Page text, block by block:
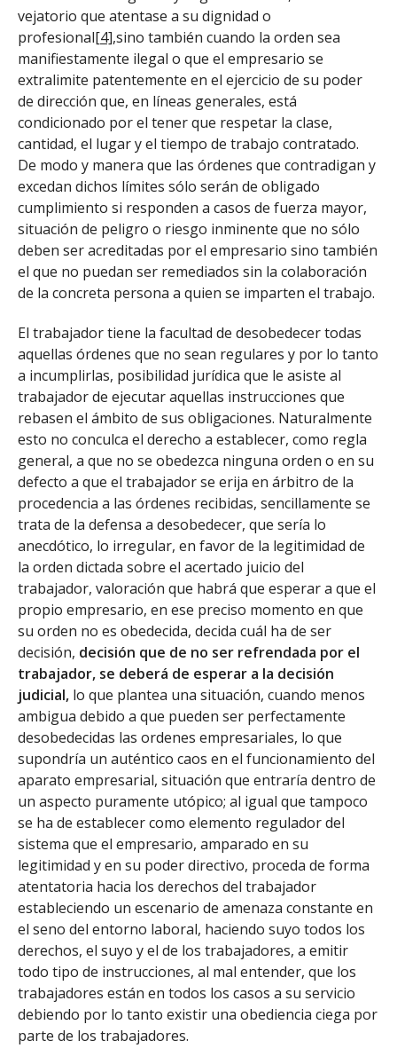
vejatorio que atentase a su dignidad o
profesional[4],sino también cuando la orden sea
manifiestamente ilegal o que el empresario se
extralimite patentemente en el ejercicio de su poder
de dirección que, en líneas generales, está
condicionado por el tener que respetar la clase,
cantidad, el lugar y el tiempo de trabajo contratado.
De modo y manera que las órdenes que contradigan y
excedan dichos límites sólo serán de obligado
cumplimiento si responden a casos de fuerza mayor,
situación de peligro o riesgo inminente que no sólo
deben ser acreditadas por el empresario sino también
el que no puedan ser remediados sin la colaboración
de la concreta persona a quien se imparten el trabajo.
El trabajador tiene la facultad de desobedecer todas
aquellas órdenes que no sean regulares y por lo tanto
a incumplirlas, posibilidad jurídica que le asiste al
trabajador de ejecutar aquellas instrucciones que
rebasen el ámbito de sus obligaciones. Naturalmente
esto no conculca el derecho a establecer, como regla
general, a que no se obedezca ninguna orden o en su
defecto a que el trabajador se erija en árbitro de la
procedencia a las órdenes recibidas, sencillamente se
trata de la defensa a desobedecer, que sería lo
anecdótico, lo irregular, en favor de la legitimidad de
la orden dictada sobre el acertado juicio del
trabajador, valoración que habrá que esperar a que el
propio empresario, en ese preciso momento en que
su orden no es obedecida, decida cuál ha de ser
decisión, decisión que de no ser refrendada por el
trabajador, se deberá de esperar a la decisión
judicial, lo que plantea una situación, cuando menos
ambigua debido a que pueden ser perfectamente
desobedecidas las ordenes empresariales, lo que
supondría un auténtico caos en el funcionamiento del
aparato empresarial, situación que entraría dentro de
un aspecto puramente utópico; al igual que tampoco
se ha de establecer como elemento regulador del
sistema que el empresario, amparado en su
legitimidad y en su poder directivo, proceda de forma
atentatoria hacia los derechos del trabajador
estableciendo un escenario de amenaza constante en
el seno del entorno laboral, haciendo suyo todos los
derechos, el suyo y el de los trabajadores, a emitir
todo tipo de instrucciones, al mal entender, que los
trabajadores están en todos los casos a su servicio
debiendo por lo tanto existir una obediencia ciega por
parte de los trabajadores.